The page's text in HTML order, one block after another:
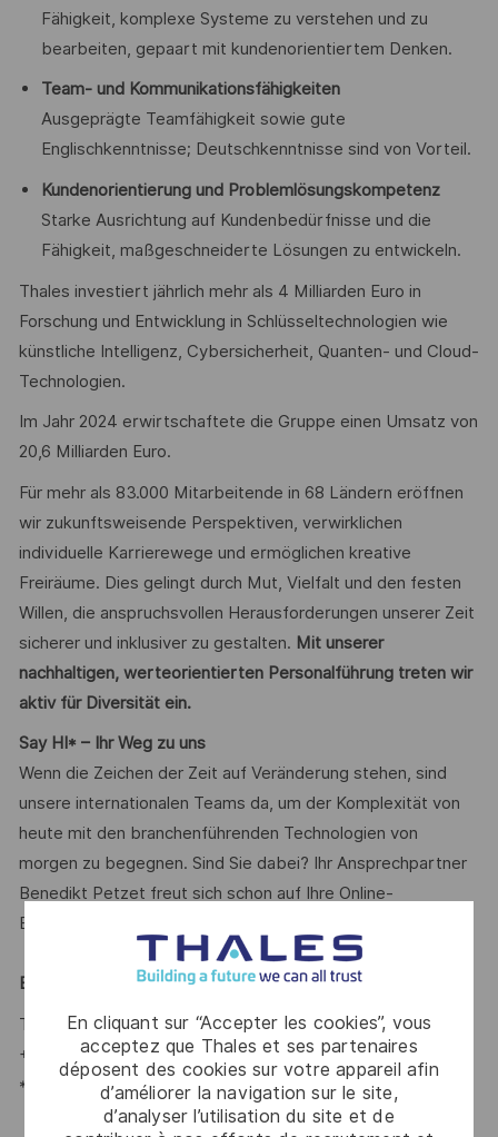
En cliquant sur “Accepter les cookies”, vous
acceptez que Thales et ses partenaires
déposent des cookies sur votre appareil afin
d’améliorer la navigation sur le site,
d’analyser l’utilisation du site et de
Fähigkeit, komplexe Systeme zu verstehen und zu
bearbeiten, gepaart mit kundenorientiertem Denken.
Team- und Kommunikationsfähigkeiten
Ausgeprägte Teamfähigkeit sowie gute
Englischkenntnisse; Deutschkenntnisse sind von Vorteil.
Kundenorientierung und Problemlösungskompetenz
Starke Ausrichtung auf Kundenbedürfnisse und die
Fähigkeit, maßgeschneiderte Lösungen zu entwickeln.
Thales investiert jährlich mehr als 4 Milliarden Euro in
Forschung und Entwicklung in Schlüsseltechnologien wie
künstliche Intelligenz, Cybersicherheit, Quanten- und Cloud-
Technologien.
Im Jahr 2024 erwirtschaftete die Gruppe einen Umsatz von
20,6 Milliarden Euro.
Für mehr als 83.000 Mitarbeitende in 68 Ländern eröffnen
wir zukunftsweisende Perspektiven, verwirklichen
individuelle Karrierewege und ermöglichen kreative
Freiräume. Dies gelingt durch Mut, Vielfalt und den festen
Willen, die anspruchsvollen Herausforderungen unserer Zeit
sicherer und inklusiver zu gestalten. Mit unserer
nachhaltigen, werteorientierten Personalführung treten wir
aktiv für Diversität ein.
Say HI* – Ihr Weg zu uns
Wenn die Zeichen der Zeit auf Veränderung stehen, sind
unsere internationalen Teams da, um der Komplexität von
heute mit den branchenführenden Technologien von
morgen zu begegnen. Sind Sie dabei? Ihr Ansprechpartner
Benedikt Petzet freut sich schon auf Ihre Online-
Bewerbung über unser Karriereportal.
Benedikt Petzet-
Talent Acquisition Partner #LI-BP1
+ 49 173 585 90 29
*Human Intelligence